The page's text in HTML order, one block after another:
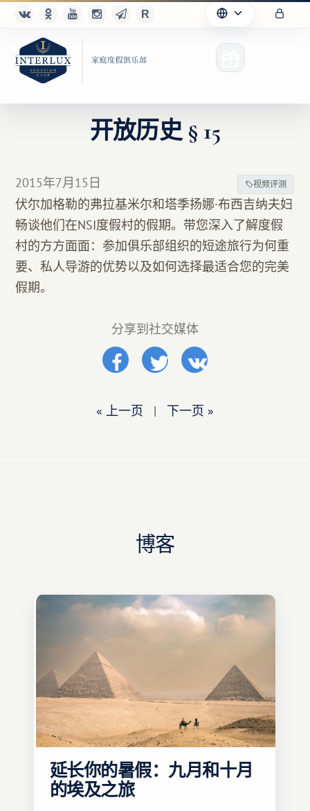
优点
合作伙伴
Благотворительность
开放历史 § 15
2015年7月15日 视频评测
伏尔加格勒的弗拉基米尔和塔季扬娜·布西吉纳夫妇
畅谈他们在NSI度假村的假期。带您深入了解度假
村的方方面面：参加俱乐部组织的短途旅行为何重
要、私人导游的优势以及如何选择最适合您的完美
假期。
分享到社交媒体
« 上一页 | 下一页 »
博客
延长你的暑假：九月和十月
的埃及之旅